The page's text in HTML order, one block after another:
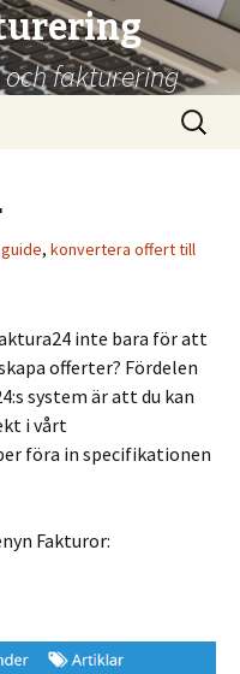
fakturering
Search
for:
guide, konvertera offert till
inte bara för att
offerter? Fördelen
system är att du kan
i vårt
föra in specifikationen
Fakturor: